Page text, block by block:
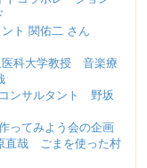
ト 関佑二 さん
医科大学教授 音楽療
ンサルタント 野坂
ってみよう会の企画
哉 ごまを使った村